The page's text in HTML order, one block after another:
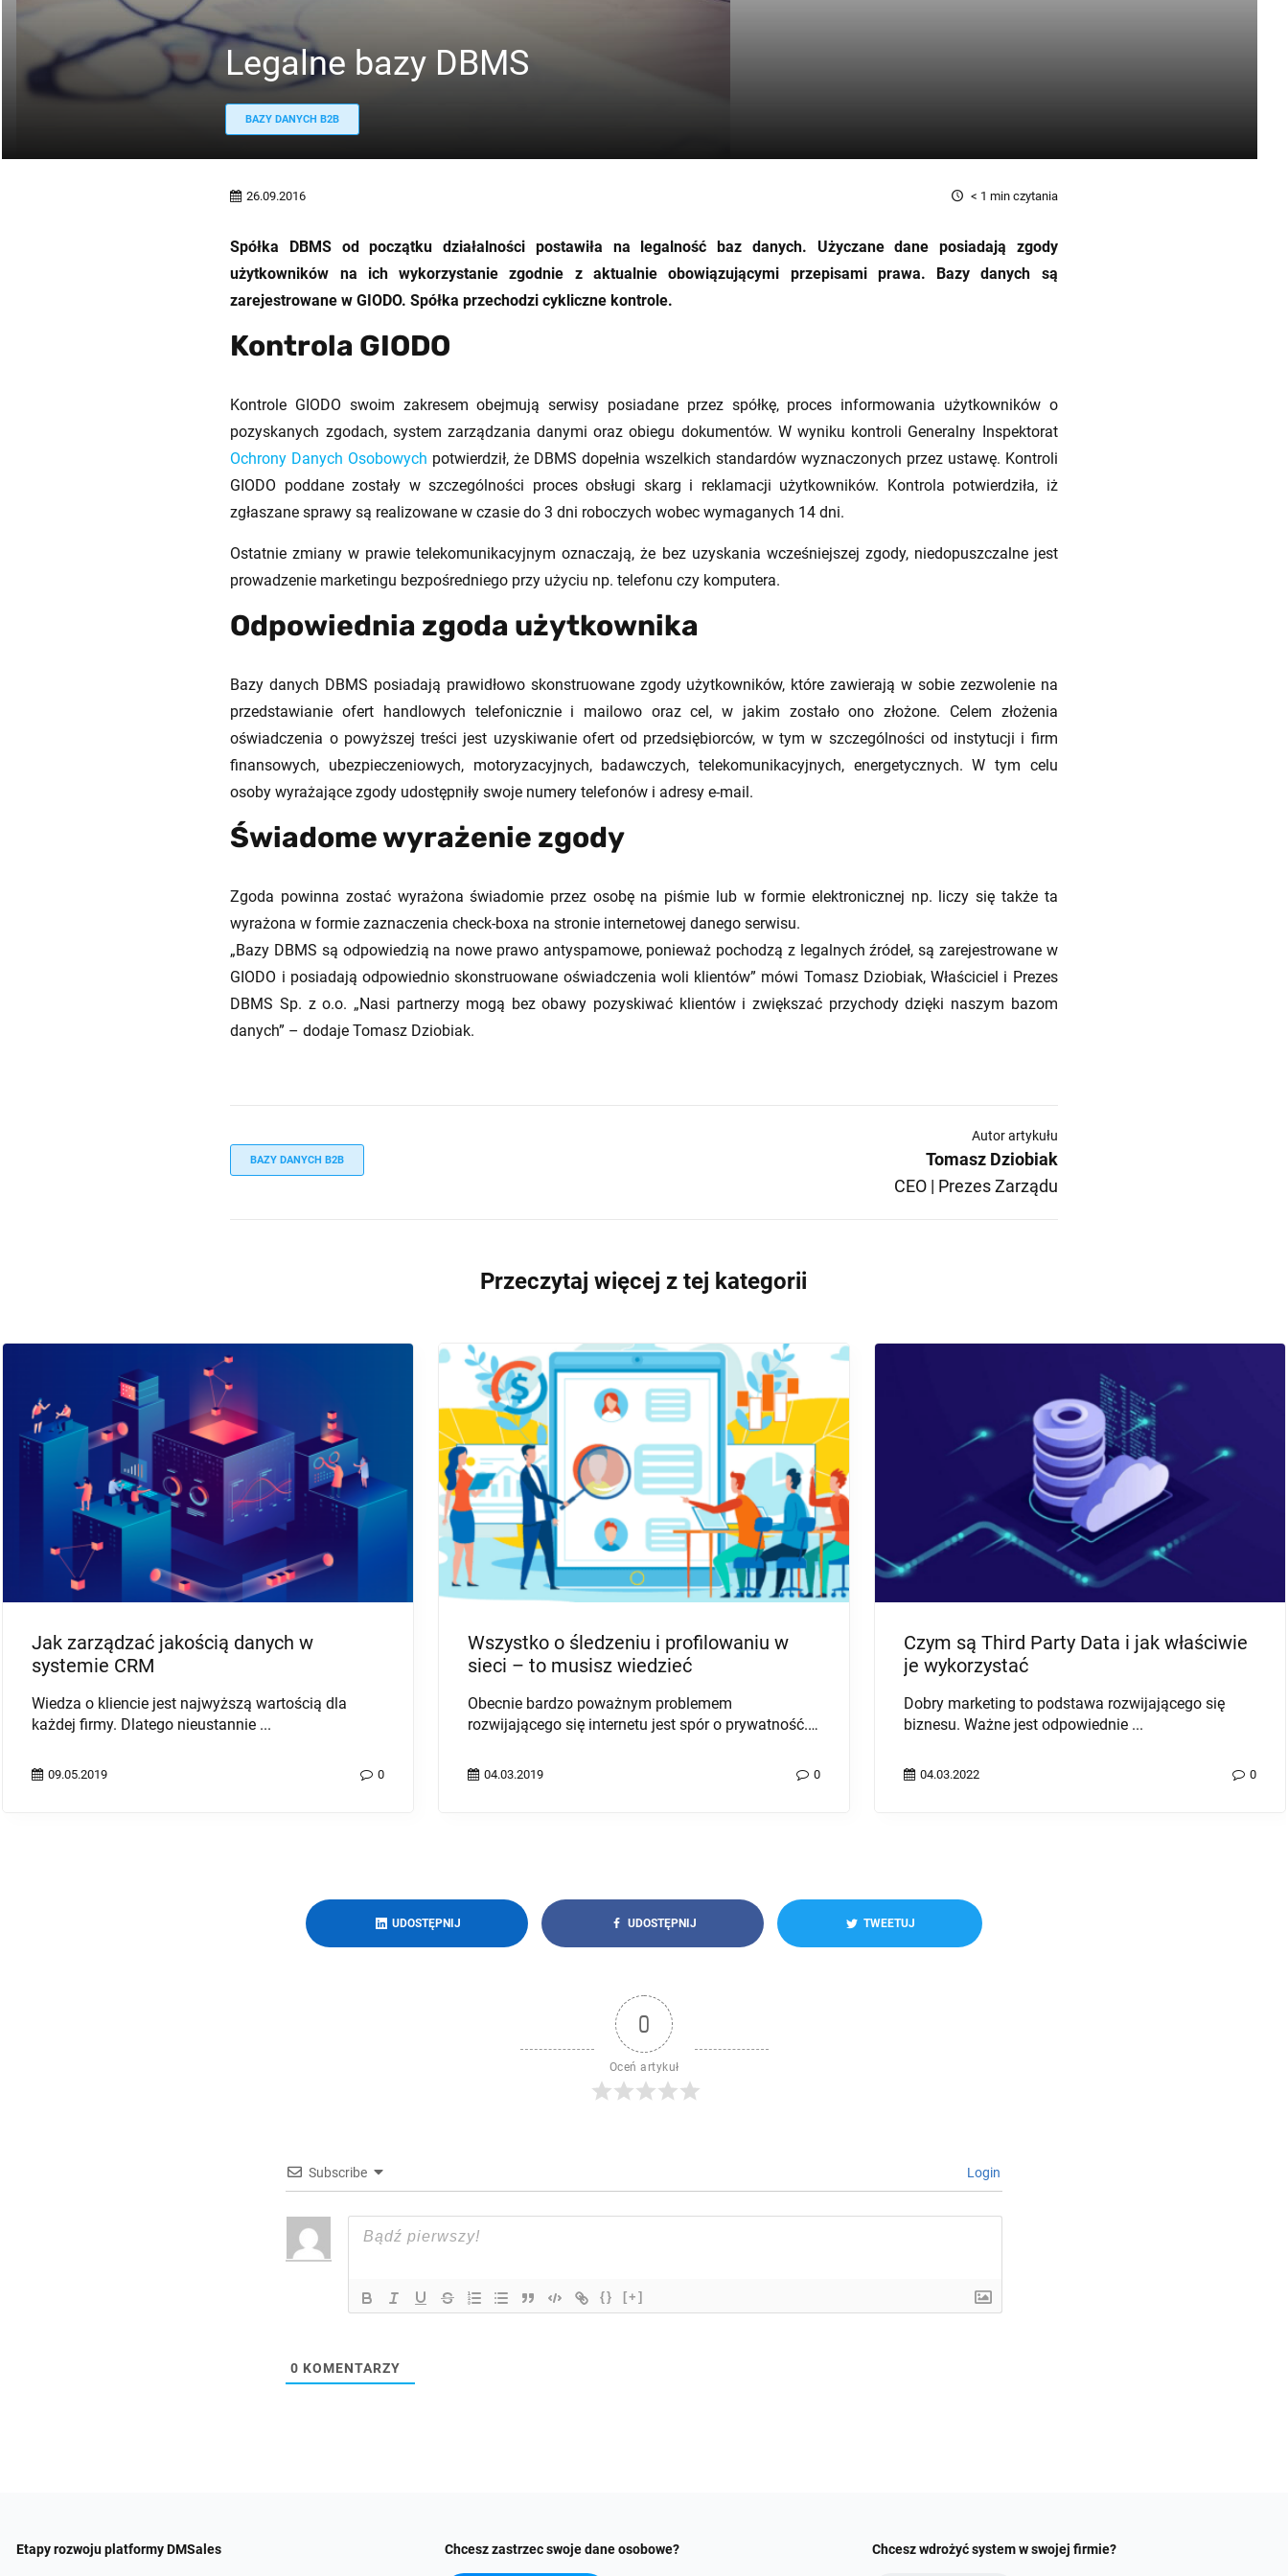
Legalne bazy DBMS
BAZY DANYCH B2B
< 1 min czytania
26.09.2016
Spółka DBMS od początku działalności postawiła na legalność baz danych. Użyczane dane posiadają zgody
użytkowników na ich wykorzystanie zgodnie z aktualnie obowiązującymi przepisami prawa. Bazy danych są
zarejestrowane w GIODO. Spółka przechodzi cykliczne kontrole.
Kontrola GIODO
Kontrole GIODO swoim zakresem obejmują serwisy posiadane przez spółkę, proces informowania użytkowników o
pozyskanych zgodach, system zarządzania danymi oraz obiegu dokumentów. W wyniku kontroli Generalny Inspektorat
Ochrony Danych Osobowych potwierdził, że DBMS dopełnia wszelkich standardów wyznaczonych przez ustawę. Kontroli
GIODO poddane zostały w szczególności proces obsługi skarg i reklamacji użytkowników. Kontrola potwierdziła, iż
zgłaszane sprawy są realizowane w czasie do 3 dni roboczych wobec wymaganych 14 dni.
Ostatnie zmiany w prawie telekomunikacyjnym oznaczają, że bez uzyskania wcześniejszej zgody, niedopuszczalne jest
prowadzenie marketingu bezpośredniego przy użyciu np. telefonu czy komputera.
Odpowiednia zgoda użytkownika
Bazy danych DBMS posiadają prawidłowo skonstruowane zgody użytkowników, które zawierają w sobie zezwolenie na
przedstawianie ofert handlowych telefonicznie i mailowo oraz cel, w jakim zostało ono złożone. Celem złożenia
oświadczenia o powyższej treści jest uzyskiwanie ofert od przedsiębiorców, w tym w szczególności od instytucji i firm
finansowych, ubezpieczeniowych, motoryzacyjnych, badawczych, telekomunikacyjnych, energetycznych. W tym celu
osoby wyrażające zgody udostępniły swoje numery telefonów i adresy e-mail.
Świadome wyrażenie zgody
Zgoda powinna zostać wyrażona świadomie przez osobę na piśmie lub w formie elektronicznej np. liczy się także ta
wyrażona w formie zaznaczenia check-boxa na stronie internetowej danego serwisu.
„Bazy DBMS są odpowiedzią na nowe prawo antyspamowe, ponieważ pochodzą z legalnych źródeł, są zarejestrowane w
GIODO i posiadają odpowiednio skonstruowane oświadczenia woli klientów” mówi Tomasz Dziobiak, Właściciel i Prezes
DBMS Sp. z o.o. „Nasi partnerzy mogą bez obawy pozyskiwać klientów i zwiększać przychody dzięki naszym bazom
danych” – dodaje Tomasz Dziobiak.
BAZY DANYCH B2B
Autor artykułu
Tomasz Dziobiak
CEO | Prezes Zarządu
Przeczytaj więcej z tej kategorii
Wszystko o śledzeniu i profilowaniu w
sieci – to musisz wiedzieć
Obecnie bardzo poważnym problemem
rozwijającego się internetu jest spór o prywatność.
04.03.2019 0
POZYSKIWANIE KLIENTÓW
MARKETING B2B
Czym są Third Party Data i jak właściwie
je wykorzystać
Dobry marketing to podstawa rozwijającego się
biznesu. Ważne jest odpowiednie ...
04.03.2022 0
AI W SPRZEDAŻY B2B GENEROWANIE LEADÓW B2B
PROSPECTING - PORADNIKI BAZY DANYCH B2B
5 kroków jak zbudować listę
prospectingową na podstawie informacji
Szukasz skutecznych metod pozyskiwania
potencjalnych klientów dla swojego produktu ...
24.03.2024 0
UDOSTĘPNIJ UDOSTĘPNIJ TWEETUJ
0
Oceń artykuł
Subscribe Login
{} [+]
0 KOMENTARZY
Etapy rozwoju platformy DMSales Chcesz zastrzec swoje dane osobowe? Chcesz wdrożyć system w swojej firmie?